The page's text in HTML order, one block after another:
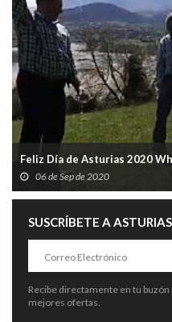
Feliz Día de Asturias 2020
06 de Sep de 2020
SUSCRÍBETE A
Recibe directamente en tu
mejores ofertas.